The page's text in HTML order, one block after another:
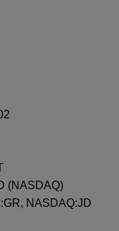
(NASDAQ)
NASDAQ:JD